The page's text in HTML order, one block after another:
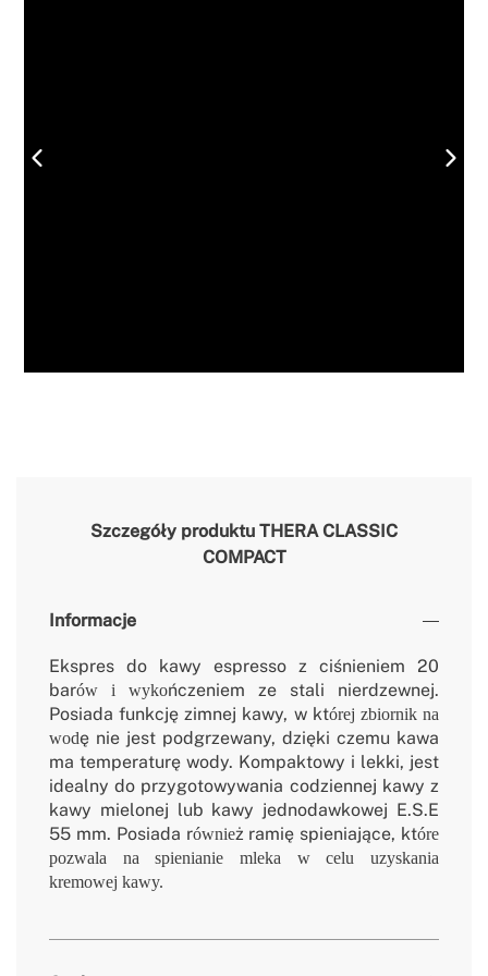
Szczegóły produktu THERA CLASSIC
COMPACT
Informacje
Ekspres do kawy espresso z ciśnieniem 20
barów i wykończeniem ze stali nierdzewnej.
Posiada funkcję zimnej kawy, w której zbiornik na
wodę nie jest podgrzewany, dzięki czemu kawa
ma temperaturę wody. Kompaktowy i lekki, jest
idealny do przygotowywania codziennej kawy z
kawy mielonej lub kawy jednodawkowej E.S.E
55 mm. Posiada również ramię spieniające, które
pozwala na spienianie mleka w celu uzyskania
kremowej kawy.